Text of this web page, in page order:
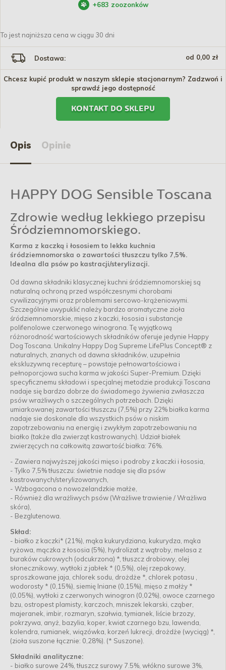
+683 zoozonków
To jest najniższa cena w ciągu 30 dni
Dostawa: od 0,00 zł
Chcesz kupić produkt w naszym sklepie stacjonarnym? Zadzwoń i
sprawdź jego dostępność
KONTAKT DO SKLEPU
Opis Opinie
HAPPY DOG Sensible Toscana
Zdrowie według lekkiego przepisu
Śródziemnomorskiego.
Karma z kaczką i łososiem to lekka kuchnia
śródziemnomorska o zawartości tłuszczu tylko 7,5%.
Idealna dla psów po kastracji/sterylizacji.
Od dawna składniki klasycznej kuchni śródziemnomorskiej są
naturalną ochroną przed współczesnymi chorobami
cywilizacyjnymi oraz problemami sercowo-krążeniowymi.
Szczególnie uwypuklić należy bardzo aromatyczne zioła
śródziemnomorskie, mięso z kaczki, łososia i substancje
polifenolowe czerwonego winogrona. Tę wyjątkową
różnorodność wartościowych składników oferuje jedynie Happy
Dog Toscana. Unikalny Happy Dog Supreme LifePlus Concept® z
naturalnych, znanych od dawna składników, uzupełnia
ekskluzywną recepturę – powstaje pełnowartościowa i
pełnoporcjowa sucha karma w jakości Super-Premium. Dzięki
specyficznemu składowi i specjalnej metodzie produkcji Toscana
nadaje się bardzo dobrze do świadomego żywienia zwłaszcza
psów wrażliwych o szczególnych potrzebach. Dzięki
umiarkowanej zawartości tłuszczu (7,5%) przy 22% białka karma
nadaje sie doskonale dla wszystkich psów o niskim
zapotrzebowaniu na energię i zwykłym zapotrzebowaniu na
białko (także dla zwierząt kastrowanych). Udział białek
zwierzęcych na całkowitą zawartość białka: 76%.
- Zawiera najwyższej jakości mięso i podroby z kaczki i łososia,
- Tylko 7,5% tłuszczu: świetnie nadaje się dla psów
kastrowanych/sterylizowanych,
- Wzbogacona o nowozelandzkie małże,
- Również dla wrażliwych psów (Wrażliwe trawienie / Wrażliwa
skóra),
- Bezglutenowa.
Skład:
- białko z kaczki* (21%), mąka kukurydziana, kukurydza, mąka
ryżowa, mączka z łososia (5%), hydrolizat z wątroby, melasa z
buraków cukrowych (odcukrzona) *, tłuszcz drobiowy, olej
słonecznikowy, wytłoki z jabłek * (0,5%), olej rzepakowy,
sproszkowane jaja, chlorek sodu, drożdże *, chlorek potasu ,
wodorosty * (0,15%), siemię lniane (0,15%), mięso z małży *
(0,05%), wytłoki z czerwonych winogron (0,02%), owoce czarnego
bzu, ostropest plamisty, karczoch, mniszek lekarski, cząber,
majeranek, imbir, rozmaryn, szałwia, tymianek, liście brzozy,
pokrzywa, anyż, bazylia, koper, kwiat czarnego bzu, lawenda,
kolendra, rumianek, wiązówka, korzeń lukrecji, drożdże (wyciąg) *,
(zioła suszone łącznie: 0,28%). (* Suszone).
Składniki analityczne:
- białko surowe 24%, tłuszcz surowy 7.5%, włókno surowe 3%,